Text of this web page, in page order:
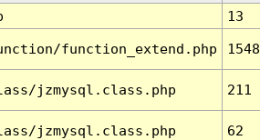
13
function_extend.php 1548
jzmysql.class.php 211
jzmysql.class.php 62